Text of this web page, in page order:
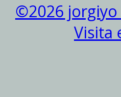
©2026
Visita